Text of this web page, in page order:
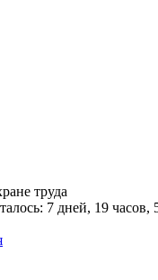
труда
7 дней, 19 часов,